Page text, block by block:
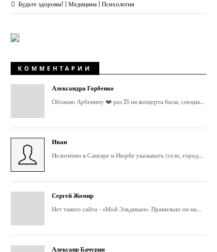
Будьте здоровы! | Медицина | Психология
КОММЕНТАРИИ
Александра Горбенко
Обожаю Арбенину ❤️ раз 25 на концерта была, специа...
Иван
Нелогично в Сангаре и Нюрбе указывать (село, город...
Сергей Жомир
Нет такого сайта - «Мой Эльдикан». Правильно он на...
Алексанр Бачурин